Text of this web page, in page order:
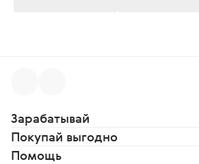
Зарабатывай
Покупай выгодно
Помощь